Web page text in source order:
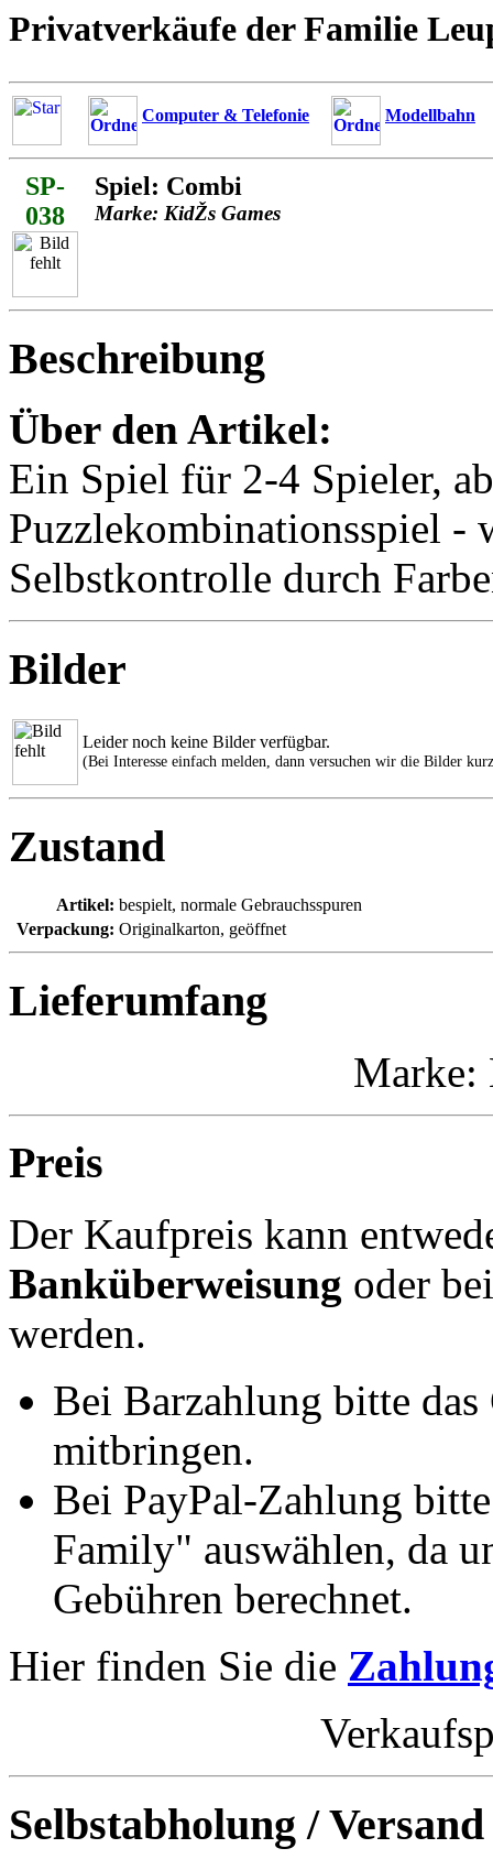
Privatverkäufe der Familie
Computer & Telefonie Modellbahn
SP-
038
Spiel: Combi
Marke: KidŽs Games
Beschreibung
Über den Artikel:
Ein Spiel für 2-4 Spieler,
Puzzlekombinationsspiel -
Selbstkontrolle durch
Bilder
Leider noch keine Bilder verfügbar.
(Bei Interesse einfach melden, dann versuchen wir die Bilder
Zustand
Artikel: bespielt, normale Gebrauchsspuren
Verpackung: Originalkarton, geöffnet
Lieferumfang
Marke:
Preis
Der Kaufpreis kann
Banküberweisung oder
werden.
Bei Barzahlung bitte
mitbringen.
Bei PayPal-Zahlung
Family" auswählen, da
Gebühren berechnet.
Hier finden Sie die
Selbstabholung / Versand